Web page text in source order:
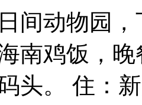
间动物园
南鸡饭，
头。 住：